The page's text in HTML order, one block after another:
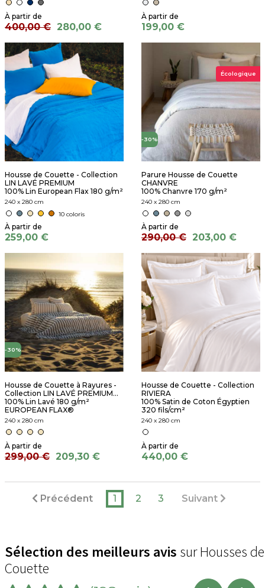
400,00 € 280,00 € 199,00 €
Housse de Couette - Collection
LIN LAVÉ PREMIUM
100% Lin European Flax 180 g/m²
240 x 280 cm
10 coloris
259,00 €
-30%
Écologique
Parure Housse de Couette
CHANVRE
100% Chanvre 170 g/m²
240 x 280 cm
290,00 € 203,00 €
-30%
Housse de Couette à Rayures -
Collection LIN LAVÉ PREMIUM...
100% Lin Lavé 180 g/m²
EUROPEAN FLAX®
240 x 280 cm
299,00 € 209,30 €
Housse de Couette - Collection
RIVIERA
100% Satin de Coton Égyptien
320 fils/cm²
240 x 280 cm
440,00 €
Précédent 1 2 3 Suivant
Sélection des meilleurs avis sur Housses de
Couette